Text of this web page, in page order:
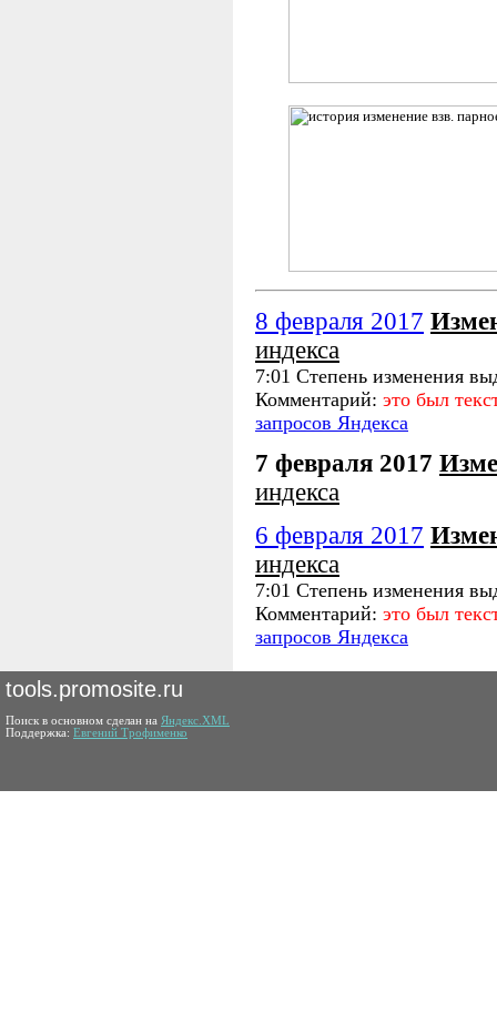
8 февраля 2017
индекса
7:01 Степень изменения
Комментарий: это был
запросов Яндекса
7 февраля 2017
индекса
6 февраля 2017
индекса
7:01 Степень изменения
Комментарий: это был
запросов Яндекса
tools.promosite.ru
Поиск в основном сделан на Яндекс.XML
Поддержка: Евгений Трофименко